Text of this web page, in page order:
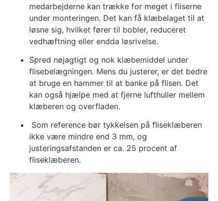
medarbejderne kan trække for meget i fliserne
under monteringen. Det kan få klæbelaget til at
løsne sig, hvilket fører til bobler, reduceret
vedhæftning eller endda løsrivelse.
Spred nøjagtigt og nok klæbemiddel under
flisebelægningen. Mens du justerer, er det bedre
at bruge en hammer til at banke på flisen. Det
kan også hjælpe med at fjerne lufthuller mellem
klæberen og overfladen.
Som reference bør tykkelsen på fliseklæberen
ikke være mindre end 3 mm, og
justeringsafstanden er ca. 25 procent af
fliseklæberen.